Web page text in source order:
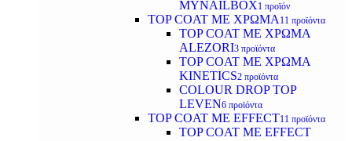
MYNAILBOX1 προϊόν
TOP COAT ΜΕ ΧΡΩΜΑ 11 προϊόντα
TOP COAT ΜΕ ΧΡΩΜΑ
ALEZORI3 προϊόντα
TOP COAT ΜΕ ΧΡΩΜΑ
KINETICS2 προϊόντα
COLOUR DROP TOP
LEVEN6 προϊόντα
TOP COAT ΜΕ EFFECT11 προϊόντα
TOP COAT ME EFFECT